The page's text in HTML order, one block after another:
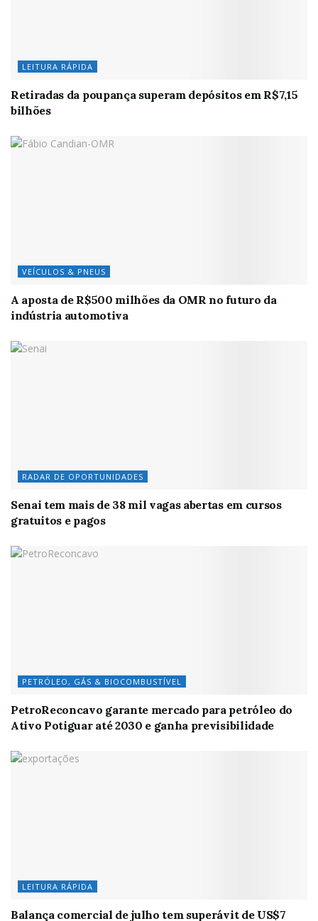
LEITURA RÁPIDA
Retiradas da poupança superam depósitos em R$7,15
bilhões
VEÍCULOS & PNEUS
A aposta de R$500 milhões da OMR no futuro da
indústria automotiva
RADAR DE OPORTUNIDADES
Senai tem mais de 38 mil vagas abertas em cursos
gratuitos e pagos
PETRÓLEO, GÁS & BIOCOMBUSTÍVEL
PetroReconcavo garante mercado para petróleo do
Ativo Potiguar até 2030 e ganha previsibilidade
LEITURA RÁPIDA
Balança comercial de julho tem superávit de US$7